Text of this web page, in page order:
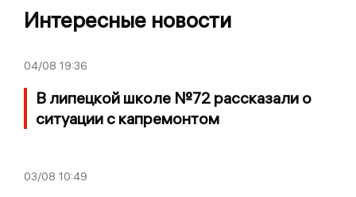
Интересные новости
04/08 19:36
В липецкой школе №72 рассказали о
ситуации с капремонтом
03/08 10:49